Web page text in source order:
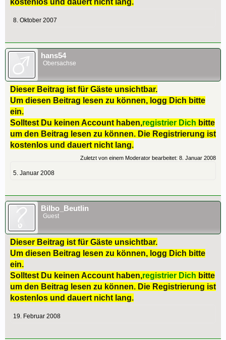
kostenlos und dauert nicht lang.
8. Oktober 2007
hans54
Obersachse
Dieser Beitrag ist für Gäste unsichtbar.
Um diesen Beitrag lesen zu können, logg Dich bitte
ein.
Solltest Du keinen Account haben,registrier Dich bitte
um den Beitrag lesen zu können. Die Registrierung ist
kostenlos und dauert nicht lang.
Zuletzt von einem Moderator bearbeitet: 8. Januar 2008
5. Januar 2008
Bilbo_Beutlin
Guest
Dieser Beitrag ist für Gäste unsichtbar.
Um diesen Beitrag lesen zu können, logg Dich bitte
ein.
Solltest Du keinen Account haben,registrier Dich bitte
um den Beitrag lesen zu können. Die Registrierung ist
kostenlos und dauert nicht lang.
19. Februar 2008